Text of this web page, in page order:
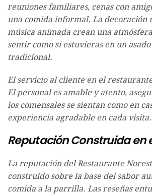
reuniones familiares, cenas con
una comida informal. La decoración
música animada crean una
sentir como si estuvieras en un
tradicional.
El servicio al cliente en el
El personal es amable y atento,
los comensales se sientan como en
experiencia agradable en cada visita.
Reputación Construida en
La reputación del Restaurante
construido sobre la base del sabor
comida a la parrilla. Las reseñas